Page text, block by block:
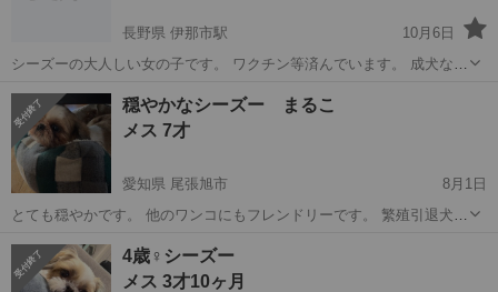
長野県 伊那市駅
10月6日
シーズーの大人しい女の子です。 ワクチン等済んでいます。 成犬なの
せんが、サマーカットにしています。 完全室内飼いでお願いします。
長野 伊那市 伊那市駅 シーズー
穏やかなシーズー まるこ
メス 7才
愛知県 尾張旭市
8月1日
とても穏やかです。 他のワンコにもフレンドリーです。 繁殖引退犬
愛知 尾張旭市 シーズー
4歳♀シーズー
メス 3才10ヶ月